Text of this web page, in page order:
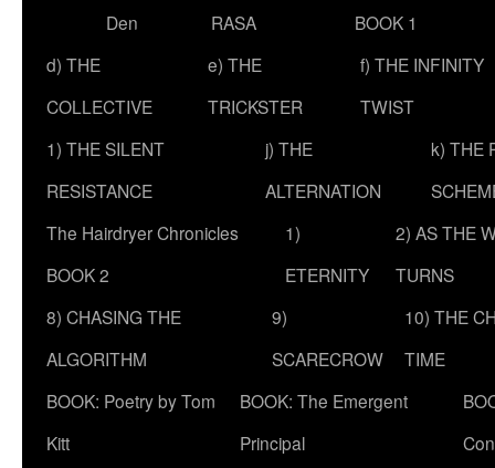
content
Den
RASA
BOOK 1
d) THE
COLLECTIVE
e) THE
TRICKSTER
f) THE INFINITY
TWIST
1) THE SILENT
RESISTANCE
j) THE
ALTERNATION
k) THE
The Hairdryer Chronicles
BOOK 2
1)
ETERNITY
2) AS THE
TURNS
8) CHASING THE
ALGORITHM
9)
SCARECROW
10) THE
TIME
BOOK: Poetry by Tom
Kitt
BOOK: The Emergent
Principal